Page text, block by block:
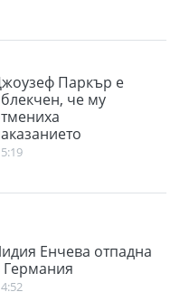
Паркър е
че му
Енчева отпадна
Германия